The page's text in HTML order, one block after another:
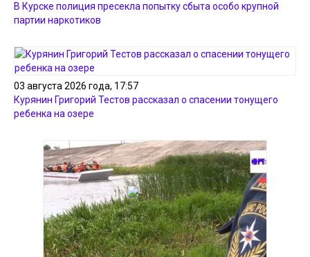
В Курске полиция пресекла попытку сбыта особо крупной
партии наркотиков
03 августа 2026 года, 17:57
Курянин Григорий Тестов рассказал о спасении тонущего
ребенка на озере